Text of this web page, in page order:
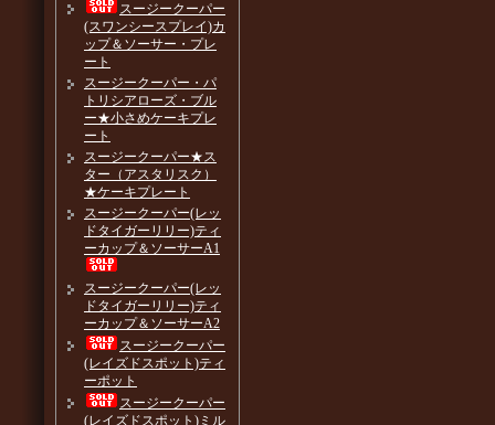
スージークーパー
(スワンシースプレイ)カ
ップ＆ソーサー・プレ
ート
スージークーパー・パ
トリシアローズ・ブル
ー★小さめケーキプレ
ート
スージークーパー★ス
ター（アスタリスク）
★ケーキプレート
スージークーパー(レッ
ドタイガーリリー)ティ
ーカップ＆ソーサーA1
スージークーパー(レッ
ドタイガーリリー)ティ
ーカップ＆ソーサーA2
スージークーパー
(レイズドスポット)ティ
ーポット
スージークーパー
(レイズドスポット)ミル